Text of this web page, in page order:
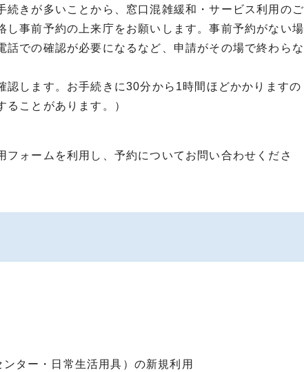
きが多いことから、窓口混雑緩和・サービス利用のご
事前予約の上来庁をお願いします。事前予約がない場
での確認が必要になるなど、申請がその場で終わらな
します。お手続きに30分から1時間ほどかかりますの
ことがあります。）
ォームを利用し、予約についてお問い合わせくださ
ター・日常生活用具）の新規利用